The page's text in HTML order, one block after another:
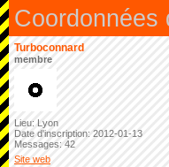
Coordonnées
Turboconnard
membre
Lieu: Lyon
Date d'inscription: 2012-01-13
Messages: 42
Site web